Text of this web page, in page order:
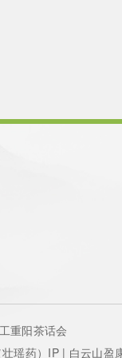
重阳茶话会
瑶药）IP | 白云山盈